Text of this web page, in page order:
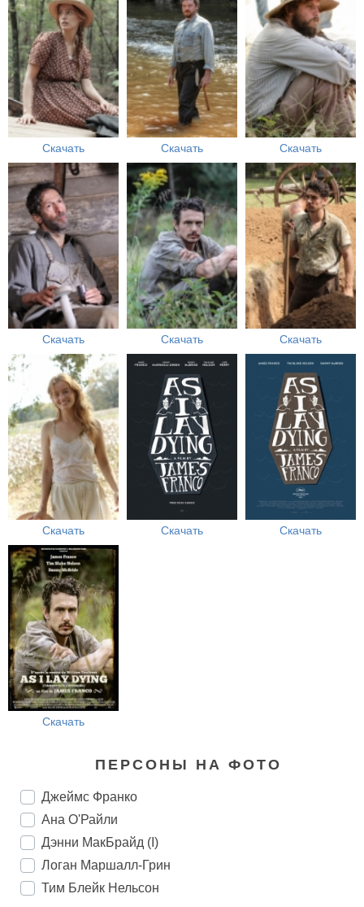
Скачать Скачать Скачать
Скачать Скачать Скачать
Скачать Скачать Скачать
Скачать
ПЕРСОНЫ НА ФОТО
Джеймс Франко
Ана О'Райли
Дэнни МакБрайд (I)
Логан Маршалл-Грин
Тим Блейк Нельсон